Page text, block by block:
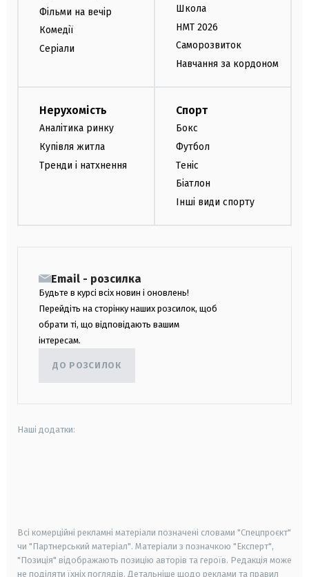
Фільми на вечір
Комедії
Серіали
Школа
НМТ 2026
Саморозвиток
Навчання за кордоном
Нерухомість
Аналітика ринку
Купівля житла
Тренди і натхнення
Спорт
Бокс
Футбол
Теніс
Біатлон
Інші види спорту
Email - розсилка
Будьте в курсі всіх новин і оновлень!
Перейдіть на сторінку наших розсилок, щоб
обрати ті, що відповідають вашим
інтересам.
ДО РОЗСИЛОК
Наші додатки:
Всі комерційні рекламні матеріали позначені словами "Спецпроєкт"
чи "Партнерський матеріал". Матеріали з позначкою "Експерт",
"Позиція" відображають позицію авторів та героїв. Редакція може
не поділяти їхніх поглядів. Детальніше щодо реклами та правил